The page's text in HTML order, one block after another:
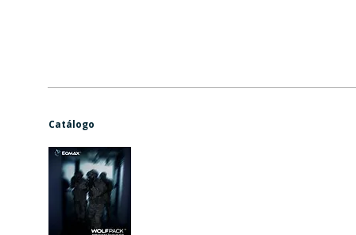
Catálogo